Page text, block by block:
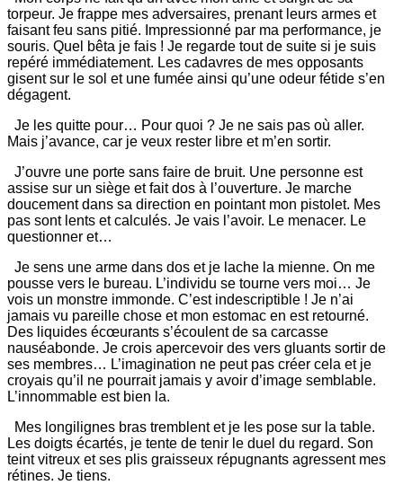
torpeur. Je frappe mes adversaires, prenant leurs armes et
faisant feu sans pitié. Impressionné par ma performance, je
souris. Quel bêta je fais ! Je regarde tout de suite si je suis
repéré immédiatement. Les cadavres de mes opposants
gisent sur le sol et une fumée ainsi qu’une odeur fétide s’en
dégagent.
Je les quitte pour… Pour quoi ? Je ne sais pas où aller.
Mais j’avance, car je veux rester libre et m’en sortir.
J’ouvre une porte sans faire de bruit. Une personne est
assise sur un siège et fait dos à l’ouverture. Je marche
doucement dans sa direction en pointant mon pistolet. Mes
pas sont lents et calculés. Je vais l’avoir. Le menacer. Le
questionner et…
Je sens une arme dans dos et je lache la mienne. On me
pousse vers le bureau. L’individu se tourne vers moi… Je
vois un monstre immonde. C’est indescriptible ! Je n’ai
jamais vu pareille chose et mon estomac en est retourné.
Des liquides écœurants s’écoulent de sa carcasse
nauséabonde. Je crois apercevoir des vers gluants sortir de
ses membres… L’imagination ne peut pas créer cela et je
croyais qu’il ne pourrait jamais y avoir d’image semblable.
L’innommable est bien la.
Mes longilignes bras tremblent et je les pose sur la table.
Les doigts écartés, je tente de tenir le duel du regard. Son
teint vitreux et ses plis graisseux répugnants agressent mes
rétines. Je tiens.